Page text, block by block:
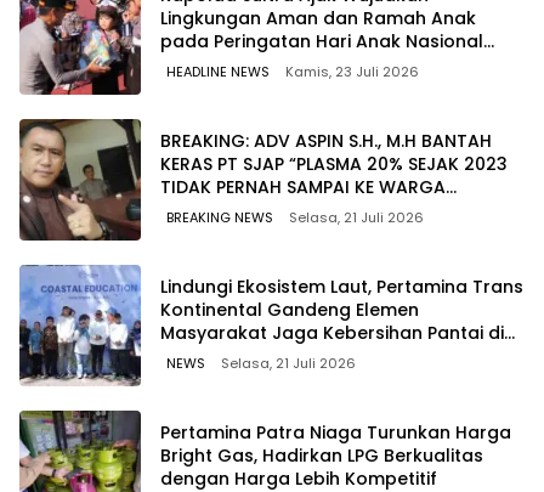
Lingkungan Aman dan Ramah Anak
pada Peringatan Hari Anak Nasional
2026
HEADLINE NEWS Kamis, 23 Juli 2026
BREAKING: ADV ASPIN S.H., M.H BANTAH
KERAS PT SJAP “PLASMA 20% SEJAK 2023
TIDAK PERNAH SAMPAI KE WARGA
WAWOONE!
BREAKING NEWS Selasa, 21 Juli 2026
Lindungi Ekosistem Laut, Pertamina Trans
Kontinental Gandeng Elemen
Masyarakat Jaga Kebersihan Pantai di
Bitung, Sulawesi
NEWS Selasa, 21 Juli 2026
Pertamina Patra Niaga Turunkan Harga
Bright Gas, Hadirkan LPG Berkualitas
dengan Harga Lebih Kompetitif